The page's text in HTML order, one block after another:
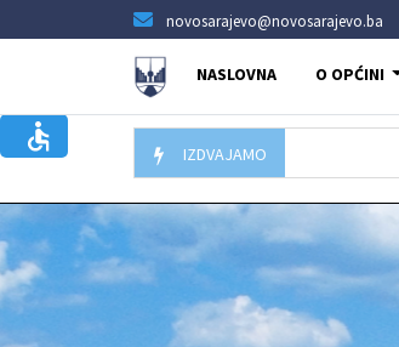
novosarajevo@novosarajevo.ba
NASLOVNA O OPĆINI
IZDVAJAMO